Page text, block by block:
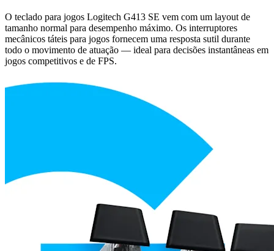
O teclado para jogos Logitech G413 SE vem com um layout de
tamanho normal para desempenho máximo. Os interruptores
mecânicos táteis para jogos fornecem uma resposta sutil durante
todo o movimento de atuação — ideal para decisões instantâneas em
jogos competitivos e de FPS.